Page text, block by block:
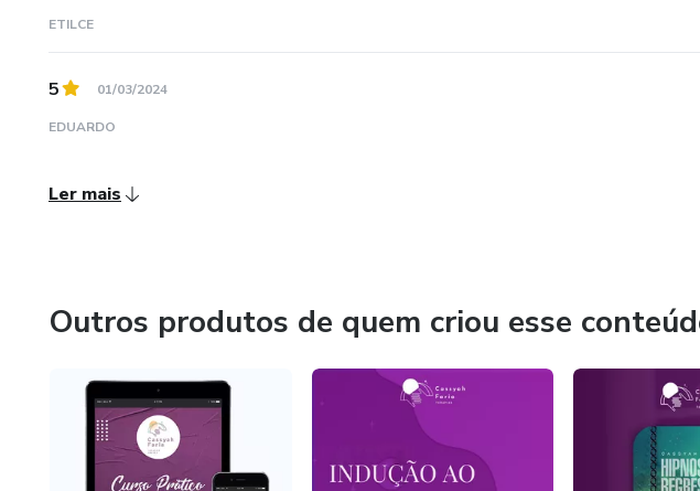
ETILCE
5 01/03/2024
EDUARDO
Ler mais
Outros produtos de quem criou esse